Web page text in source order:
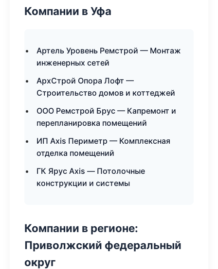
Компании в Уфа
Артель Уровень Ремстрой — Монтаж
инженерных сетей
АрхСтрой Опора Лофт —
Строительство домов и коттеджей
ООО Ремстрой Брус — Капремонт и
перепланировка помещений
ИП Axis Периметр — Комплексная
отделка помещений
ГК Ярус Axis — Потолочные
конструкции и системы
Компании в регионе:
Приволжский федеральный
округ